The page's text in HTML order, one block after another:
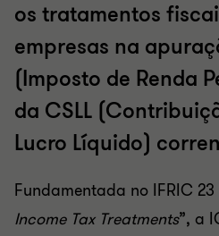
os tratamentos
empresas na
(Imposto de Renda
da CSLL
Lucro Líquido)
Fundamentada no IFRIC 23
Income Tax Treatments”, a